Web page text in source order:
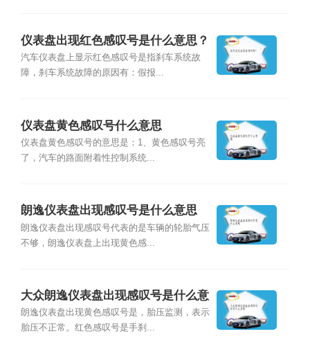
仪表盘出现红色感叹号是什么意思？
汽车仪表盘上显示红色感叹号是指刹车系统故
障，刹车系统故障的原因有：假报...
仪表盘黄色感叹号什么意思
仪表盘黄色感叹号的意思是：1、黄色感叹号亮
了，汽车的路面附着性控制系统...
朗逸仪表盘出现感叹号是什么意思
朗逸仪表盘出现感叹号代表的是车辆的轮胎气压
不够，朗逸仪表盘上出现黄色感...
大众朗逸仪表盘出现感叹号是什么意
思
朗逸仪表盘出现黄色感叹号是，胎压监测，表示
胎压不正常。红色感叹号是手刹...